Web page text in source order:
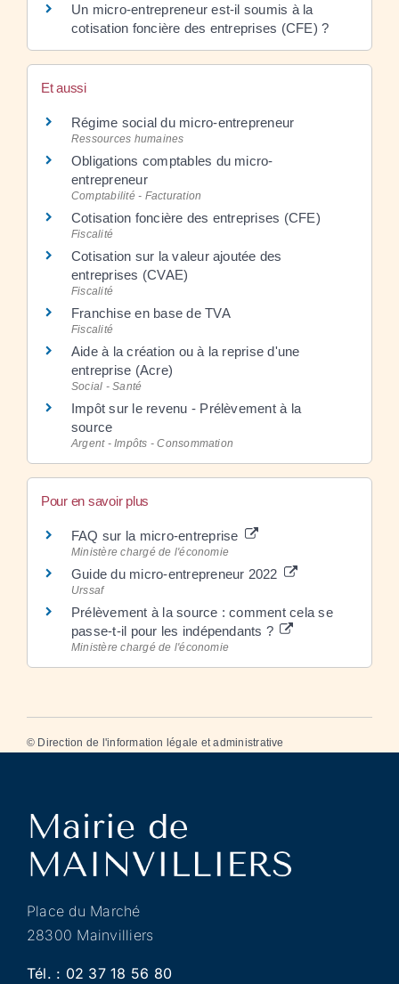
Un micro-entrepreneur est-il soumis à la
cotisation foncière des entreprises (CFE) ?
Et aussi
Régime social du micro-entrepreneur
Ressources humaines
Obligations comptables du micro-
entrepreneur
Comptabilité - Facturation
Cotisation foncière des entreprises (CFE)
Fiscalité
Cotisation sur la valeur ajoutée des
entreprises (CVAE)
Fiscalité
Franchise en base de TVA
Fiscalité
Aide à la création ou à la reprise d'une
entreprise (Acre)
Social - Santé
Impôt sur le revenu - Prélèvement à la
source
Argent - Impôts - Consommation
Pour en savoir plus
FAQ sur la micro-entreprise
Ministère chargé de l'économie
Guide du micro-entrepreneur 2022
Urssaf
Prélèvement à la source : comment cela se
passe-t-il pour les indépendants ?
Ministère chargé de l'économie
© Direction de l'information légale et administrative
Place du Marché
28300 Mainvilliers
Tél. : 02 37 18 56 80